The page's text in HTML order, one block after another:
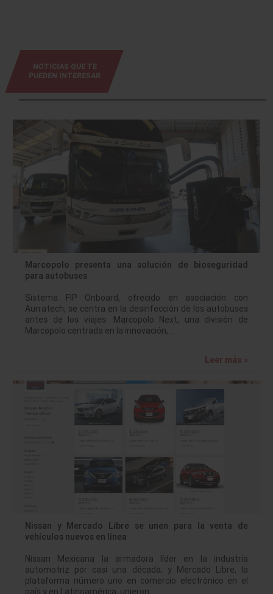
NOTICIAS QUE TE
PUEDEN INTERESAR
Marcopolo presenta una solución de bioseguridad
para autobuses
Sistema FIP Onboard, ofrecido en asociación con
Aurratech, se centra en la desinfección de los autobuses
antes de los viajes. Marcopolo Next, una división de
Marcopolo centrada en la innovación,…
Leer más »
Nissan y Mercado Libre se unen para la venta de
vehículos nuevos en línea
Nissan Mexicana la armadora líder en la industria
automotriz por casi una década, y Mercado Libre, la
plataforma número uno en comercio electrónico en el